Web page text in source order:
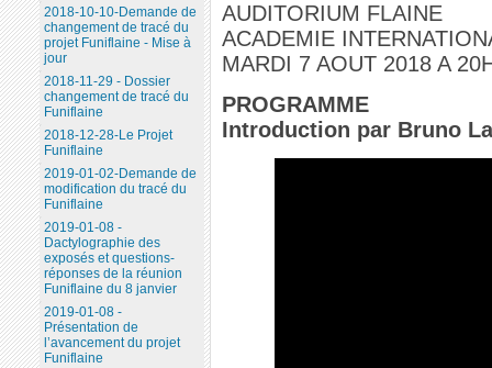
AUDITORIUM FLAINE
ACADEMIE
MARDI 7 AOUT 2018 A
PROGRAMME
Introduction par Bruno
2018-10-10-Demande de
changement de tracé du
projet Funiflaine - Mise à
jour
2018-11-29 - Dossier
changement de tracé du
Funiflaine
2018-12-28-Le Projet
Funiflaine
2019-01-02-Demande de
modification du tracé du
Funiflaine
2019-01-08 -
Dactylographie des
exposés et questions-
réponses de la réunion
Funiflaine du 8 janvier
2019-01-08 -
Présentation de
l’avancement du projet
Funiflaine